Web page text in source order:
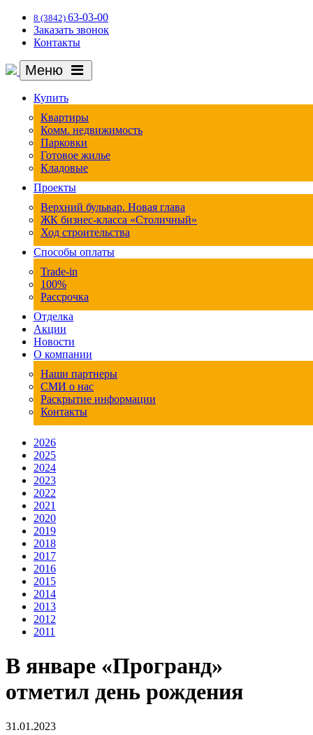
8 (3842) 63-03-00
Заказать звонок
Контакты
Меню
Купить
Квартиры
Комм. недвижимость
Парковки
Готовое жилье
Кладовые
Проекты
Верхний бульвар. Новая глава
ЖК бизнес-класса «Столичный»
Ход строительства
Способы оплаты
Trade-in
100%
Рассрочка
Отделка
Акции
Новости
О компании
Наши партнеры
СМИ о нас
Раскрытие информации
Контакты
2026
2025
2024
2023
2022
2021
2020
2019
2018
2017
2016
2015
2014
2013
2012
2011
В январе «Програнд»
отметил день рождения
31.01.2023